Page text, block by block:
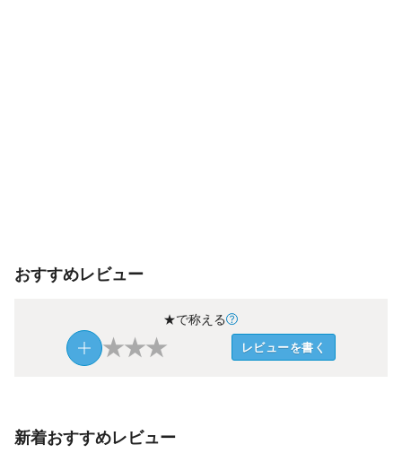
おすすめレビュー
★で称える
★★★ レビューを書く
新着おすすめレビュー